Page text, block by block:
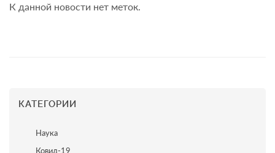
К данной новости нет меток.
КАТЕГОРИИ
Наука
Ковид-19